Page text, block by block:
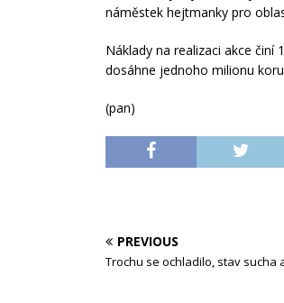
náměstek hejtmanky pro
Náklady na realizaci akce
dosáhne jednoho milionu
(pan)
PREVIOUS
Trochu se ochladilo, stav sucha